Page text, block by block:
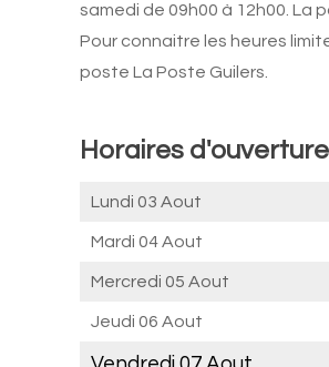
samedi de 09h00 à 12h00. La
Pour connaitre les heures
poste La Poste Guilers.
Horaires
Lundi 03 Aout
Mardi 04 Aout
Mercredi 05 Aout
Jeudi 06 Aout